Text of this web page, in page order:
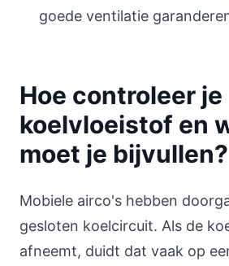
goede ventilatie
Hoe controleer je
koelvloeistof en
moet je bijvullen?
Mobiele airco's hebben
gesloten koelcircuit. Als de
afneemt, duidt dat vaak op